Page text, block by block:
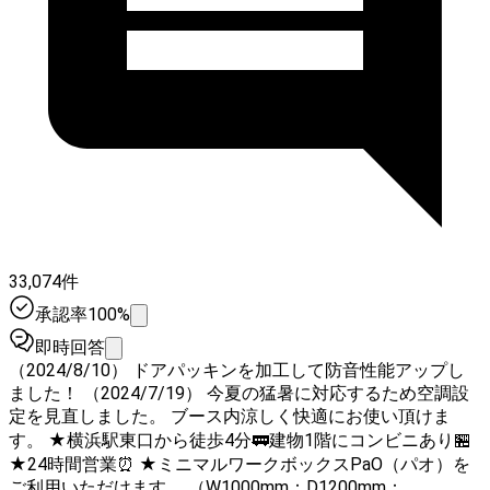
33,074件
承認率100%
即時回答
（2024/8/10） ドアパッキンを加工して防音性能アップし
ました！ （2024/7/19） 今夏の猛暑に対応するため空調設
定を見直しました。 ブース内涼しく快適にお使い頂けま
す。 ★横浜駅東口から徒歩4分🚃建物1階にコンビニあり🏪
★24時間営業⏰ ★ミニマルワークボックスPaO（パオ）を